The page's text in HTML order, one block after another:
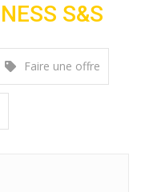
S&S
Faire une offre